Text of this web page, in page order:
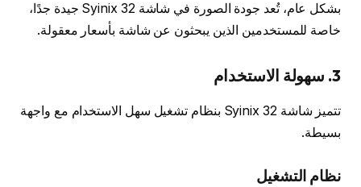
بشكل عام، تُعد جودة الصورة في شاشة Syinix 32 جيدة جدًا،
خاصة للمستخدمين الذين يبحثون عن شاشة بأسعار معقولة.
3. سهولة الاستخدام
تتميز شاشة Syinix 32 بنظام تشغيل سهل الاستخدام مع واجهة
بسيطة.
نظام التشغيل